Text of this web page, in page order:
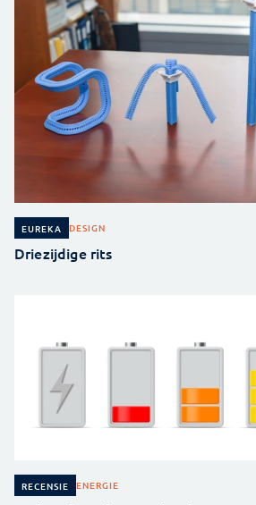
EUREKA DESIGN
Driezijdige rits
RECENSIE ENERGIE